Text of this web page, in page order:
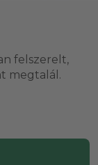
felszerelt,
megtalál.